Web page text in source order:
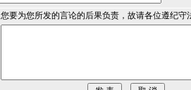
您要为您所发的言论的后果负责，故请各位遵纪守